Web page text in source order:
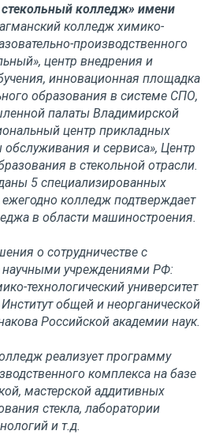
колледж» имени
колледж химико-
производственного
центр внедрения и
инновационная площадка
образования в системе СПО,
палаты Владимирской
центр прикладных
и сервиса», Центр
в стекольной отрасли.
5 специализированных
колледж подтверждает
в области машиностроения.
о сотрудничестве с
учреждениями РФ:
технологический университет
общей и неорганической
Российской академии наук.
реализует программу
комплекса на базе
мастерской аддитивных
стекла, лаборатории
и т.д.